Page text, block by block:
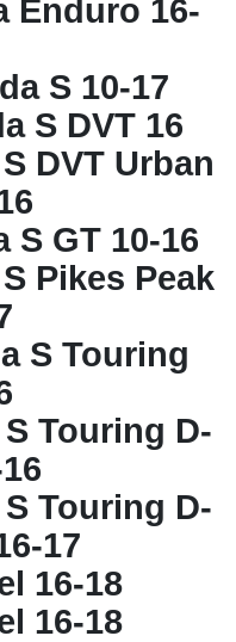
Enduro 16-
S 10-17
S DVT 16
DVT Urban
S GT 10-16
Pikes Peak
S Touring
Touring D-
Touring D-
17
16-18
16-18